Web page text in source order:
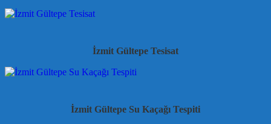
İzmit Gültepe Tesisat
İzmit Gültepe Su Kaçağı Tespiti